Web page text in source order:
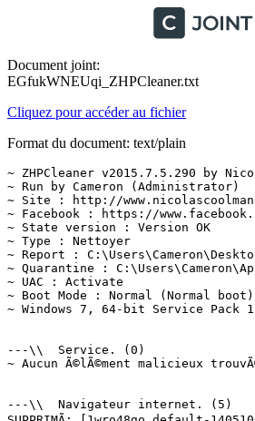
Document joint:
EGfukWNEUqi_ZHPCleaner.txt
Cliquez pour accéder au fichier
Format du document: text/plain
~ ZHPCleaner v2015.7.5.290 by
~ Run by Cameron (Administrator)
~ Site : http://
~ Facebook : https://
~ State version : Version OK
~ Type : Nettoyer
~ Report :
~ Quarantine :
~ UAC : Activate
~ Boot Mode : Normal (Normal boot)
~ Windows 7, 64-bit Service Pack
---\\  Service. (0)
~ Aucun Ã©lÃ©ment malicieux
---\\  Navigateur internet. (5)